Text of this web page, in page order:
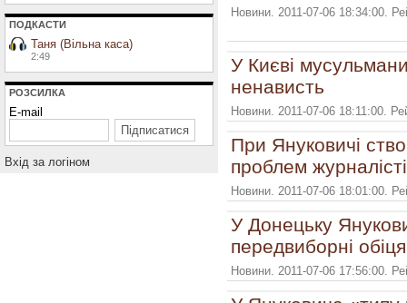
ПОДКАСТИ
Таня (Вільна каса)
2:49
РОЗСИЛКА
E-mail
Вхiд за логiном
Новини. 2011-07-06 18:34:00.
У Києві
ненависть
Новини. 2011-07-06 18:11:00.
При Януковичі
проблем
Новини. 2011-07-06 18:01:00.
У Донецьку
передвиборні
Новини. 2011-07-06 17:56:00.